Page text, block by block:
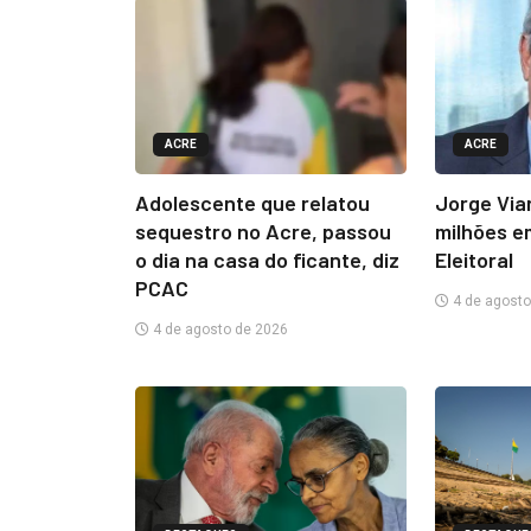
ACRE
Adolescente que relatou
sequestro no Acre, passou
o dia na casa do ficante, diz
PCAC
4 de agosto de 2026
ACRE
Jorge
milhões
Eleitoral
4 de